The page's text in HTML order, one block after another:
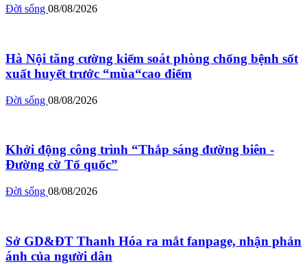
Đời sống 08/08/2026
Hà Nội tăng cường kiểm soát phòng chống bệnh sốt
xuất huyết trước “mùa“cao điểm
Đời sống 08/08/2026
Khởi động công trình “Thắp sáng đường biên -
Đường cờ Tổ quốc”
Đời sống 08/08/2026
Sở GD&ĐT Thanh Hóa ra mắt fanpage, nhận phản
ánh của người dân